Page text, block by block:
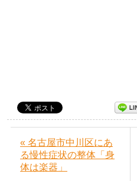
« 名古屋市中川区にあ
る慢性症状の整体「身
体は楽器」